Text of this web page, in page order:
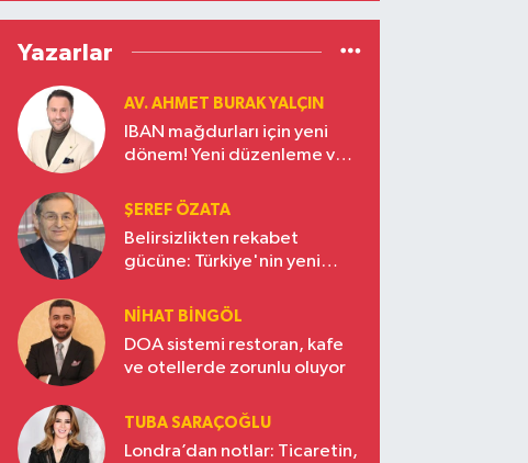
Eriyor
Yazarlar
AV. AHMET BURAK YALÇIN
IBAN mağdurları için yeni
dönem! Yeni düzenleme ve
ŞEREF ÖZATA
Belirsizlikten rekabet
gücüne: Türkiye'nin yeni
NIHAT BINGÖL
DOA sistemi restoran, kafe
ve otellerde zorunlu oluyor
TUBA SARAÇOĞLU
Londra’dan notlar: Ticaretin,